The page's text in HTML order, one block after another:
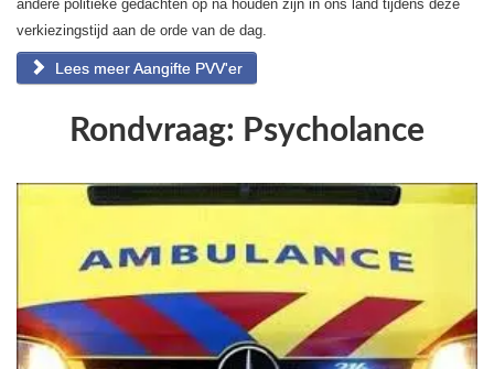
andere politieke gedachten op na houden zijn in ons land tijdens deze
verkiezingstijd aan de orde van de dag.
Lees meer Aangifte PVV'er
Rondvraag: Psycholance